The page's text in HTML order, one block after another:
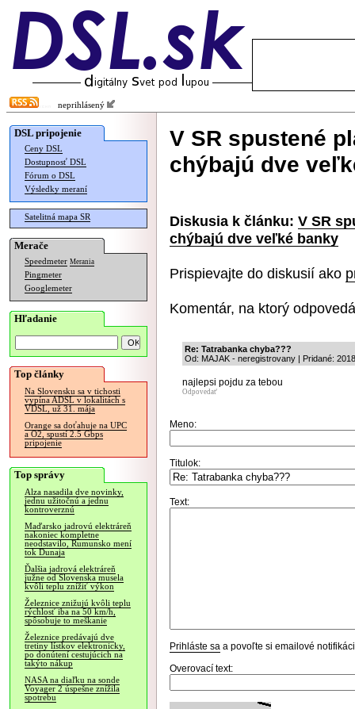
neprihlásený
DSL pripojenie
Ceny DSL
Dostupnosť DSL
Fórum o DSL
Výsledky meraní
Satelitná mapa SR
Merače
Speedmeter Merania
Pingmeter
Googlemeter
Hľadanie
Top články
Na Slovensku sa v tichosti
vypína ADSL v lokalitách s
VDSL, už 31. mája
Orange sa doťahuje na UPC
a O2, spustí 2.5 Gbps
pripojenie
Top správy
Alza nasadila dve novinky,
jednu užitočnú a jednu
kontroverznú
Maďarsko jadrovú elektráreň
nakoniec kompletne
neodstavilo, Rumunsko mení
tok Dunaja
Ďalšia jadrová elektráreň
južne od Slovenska musela
kvôli teplu znížiť výkon
Železnice znižujú kvôli teplu
rýchlosť iba na 50 km/h,
spôsobuje to meškanie
Železnice predávajú dve
tretiny lístkov elektronicky,
po donútení cestujúcich na
takýto nákup
NASA na diaľku na sonde
Voyager 2 úspešne znížila
spotrebu
V SR spustené
chýbajú dve
Diskusia k článku: V SR
chýbajú dve veľké banky
Prispievajte do diskusií ako
Komentár, na ktorý
Re: Tatrabanka chyba???
Od: MAJAK - neregistrovany | Pridané:
najlepsi pojdu za tebou
Odpovedať
Meno:
Titulok:
Text:
Prihláste sa a povoľte si emailové
Overovací text: